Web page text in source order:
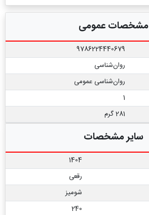
مشخصات عمومی
9786224440679
روان‌شناسی
روان‏‌شناسی عمومی
1
281 گرم
سایر مشخصات
1404
رقعی
شومیز
240